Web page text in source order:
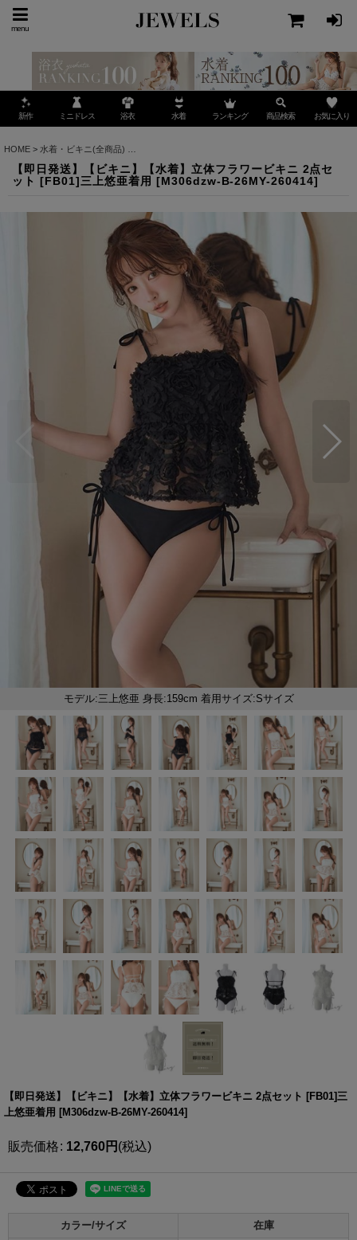
menu
新作 ミニドレス 浴衣 水着 ランキング 商品検索 お気に入り
HOME > 水着・ビキニ(全商品)
【即日発送】【ビキニ】【水着】立体フラワービキニ 2点セ
ット [FB01]三上悠亜着用 [M306dzw-B-26MY-260414]
【即日発送】【ビキニ】【水着】立体フラワービキニ 2点セット [FB01]三
上悠亜着用 [M306dzw-B-26MY-260414]
販売価格: 12,760円 (税込)
カラー/サイズ 在庫